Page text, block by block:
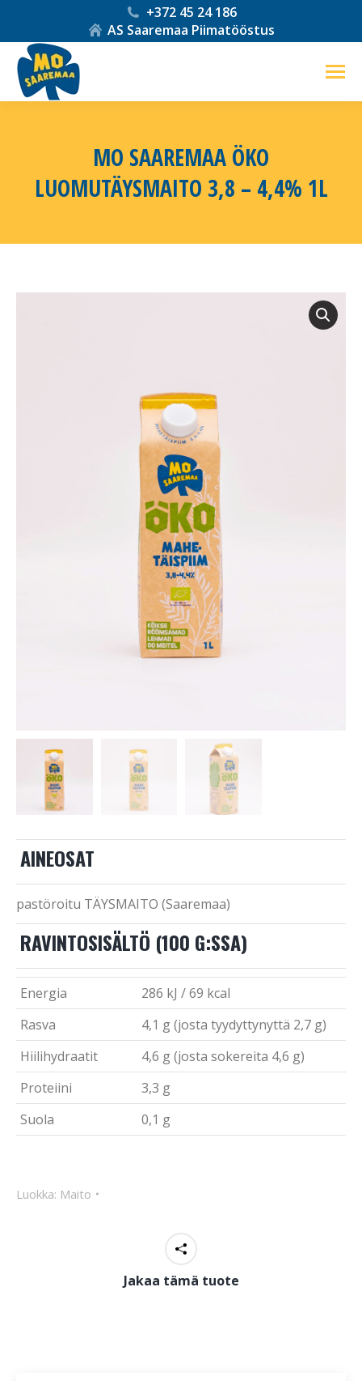
+372 45 24 186
AS Saaremaa Piimatööstus
MO SAAREMAA ÖKO
LUOMUTÄYSMAITO 3,8 – 4,4% 1L
AINEOSAT
pastöroitu TÄYSMAITO (Saaremaa)
RAVINTOSISÄLTÖ (100 G:SSA)
Energia
286 kJ / 69 kcal
Rasva
4,1 g (josta tyydyttynyttä 2,7 g)
Hiilihydraatit
4,6 g (josta sokereita 4,6 g)
Proteiini
3,3 g
Suola
0,1 g
Luokka: Maito
Jakaa tämä tuote